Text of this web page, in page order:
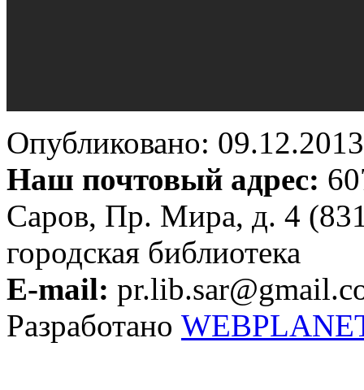
Опубликовано:
Наш почтовый адрес:
Саров, Пр. Мира, д. 4
городская библиотека
E-mail:
Разработано